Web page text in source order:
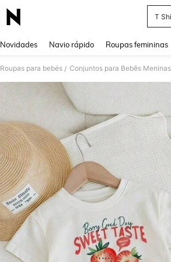
T
Novidades Navio rápido Roupas femininas
Roupas para bebés / Conjuntos para Bebês Meninas